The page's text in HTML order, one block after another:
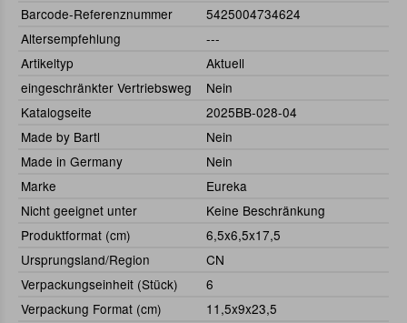
Barcode-Referenznummer
5425004734624
Altersempfehlung
---
Artikeltyp
Aktuell
eingeschränkter Vertriebsweg
Nein
Katalogseite
2025BB-028-04
Made by Bartl
Nein
Made in Germany
Nein
Marke
Eureka
Nicht geeignet unter
Keine Beschränkung
Produktformat (cm)
6,5x6,5x17,5
Ursprungsland/Region
CN
Verpackungseinheit (Stück)
6
Verpackung Format (cm)
11,5x9x23,5